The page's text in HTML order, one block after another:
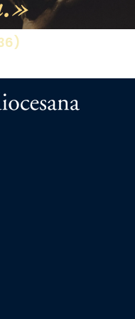
tingut lloc la
agraïment al
apostòlica
de Barcelona.
el cardenal Joan
missa i l’ha
de Barcelona,
i